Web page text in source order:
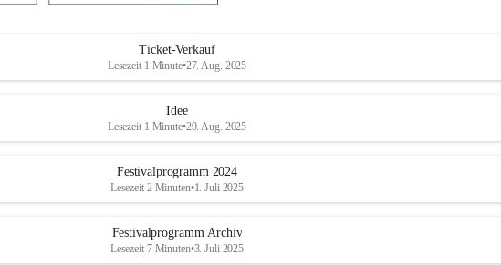
Ticket-Verkauf
Lesezeit 1 Minute•27. Aug. 2025
Idee
Lesezeit 1 Minute•29. Aug. 2025
Festivalprogramm 2024
Lesezeit 2 Minuten•1. Juli 2025
Festivalprogramm Archiv
Lesezeit 7 Minuten•3. Juli 2025